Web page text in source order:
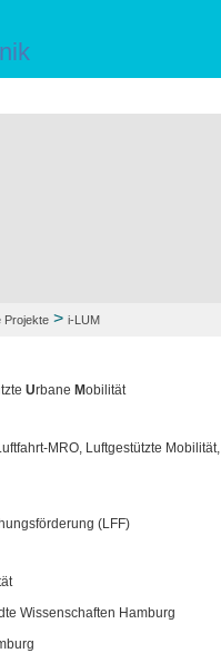
Projekte> i-LUM
Urbane Mobilität
MRO, Luftgestützte Mobilität,
(LFF)
Wissenschaften Hamburg